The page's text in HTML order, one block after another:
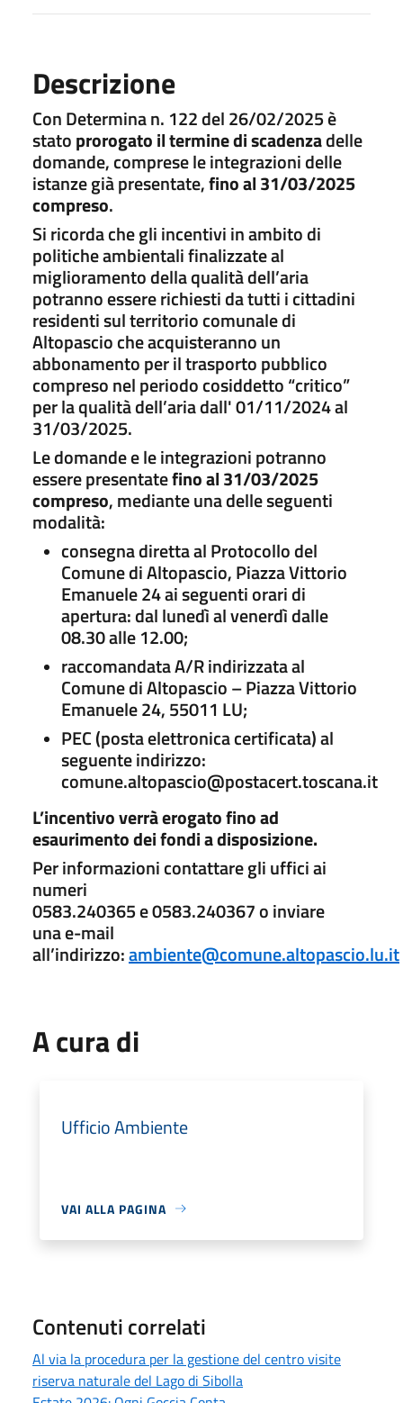
Descrizione
Con Determina n. 122 del 26/02/2025 è
statoprorogato il termine di scadenzadelle
domande, comprese le integrazioni delle
istanze già presentate,fino al 31/03/2025
compreso.
Si ricorda che gli incentivi in ambito di
politiche ambientali finalizzate al
miglioramento della qualità dell’aria
potranno essere richiesti da tutti i cittadini
residenti sul territorio comunale di
Altopascio che acquisteranno un
abbonamento per il trasporto pubblico
compreso nel periodo cosiddetto “critico”
per la qualità dell’aria dall' 01/11/2024 al
31/03/2025.
Le domande e le integrazioni potranno
essere presentatefino al 31/03/2025
compreso, mediante una delle seguenti
modalità:
consegna diretta al Protocollo del
Comune di Altopascio, Piazza Vittorio
Emanuele 24 ai seguenti orari di
apertura: dal lunedì al venerdì dalle
08.30 alle 12.00;
raccomandata A/R indirizzata al
Comune di Altopascio – Piazza Vittorio
Emanuele 24, 55011 LU;
PEC (posta elettronica certificata) al
seguente indirizzo:
comune.altopascio@postacert.toscana.it
L’incentivo verrà erogato fino ad
esaurimento dei fondi a disposizione.
Per informazioni contattare gli uffici ai
numeri
0583.240365 e 0583.240367 o inviare
una e-mail
all’indirizzo:ambiente@comune.altopascio.lu.it
A cura di
Ufficio Ambiente
VAI ALLA PAGINA
Contenuti correlati
Al via la procedura per la gestione del centro visite
riserva naturale del Lago di Sibolla